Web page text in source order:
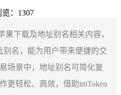
览：1307
果下载及地址别名相关内容，
别名，能为用户带来便捷的交
场景中，地址别名可简化复
更轻松、高效，借助imToken